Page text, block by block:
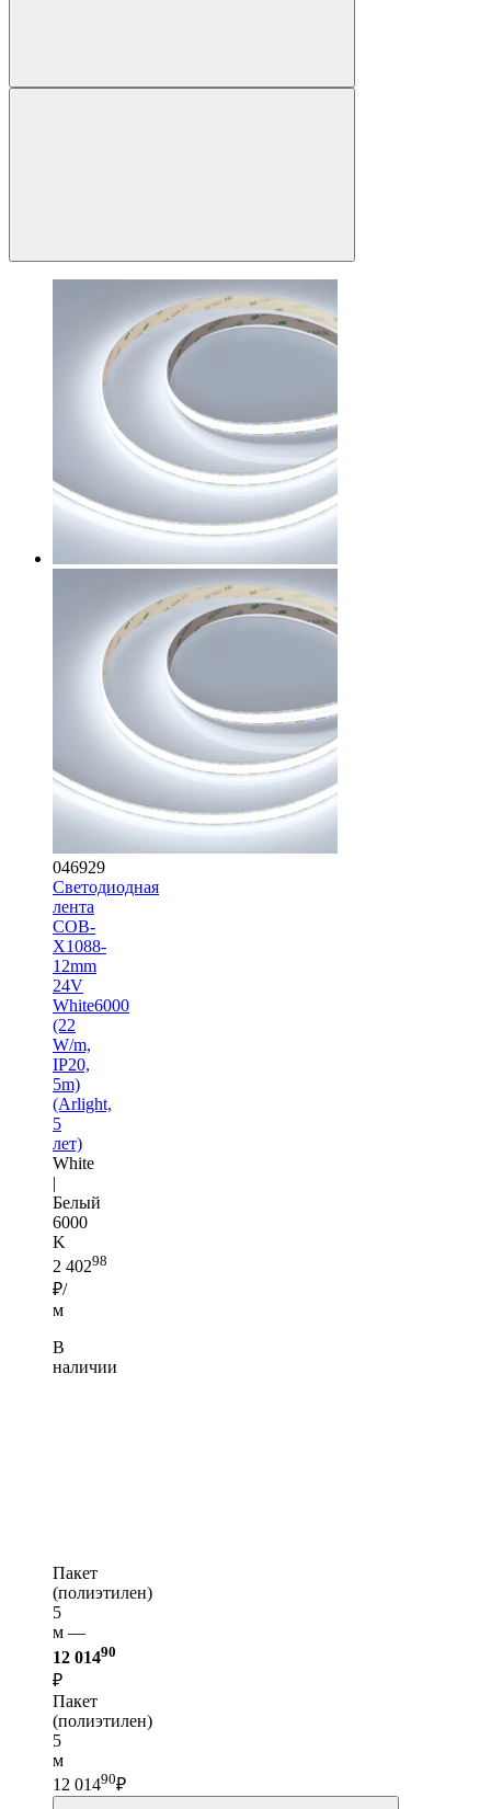
046929
Светодиодная
лента
COB-
X1088-
12mm
24V
White6000
(22
W/m,
IP20,
5m)
(Arlight,
5
лет)
White
|
Белый
6000
K
2 40298
₽/
м
В
наличии
Пакет
(полиэтилен)
5
м —
12 01490
₽
Пакет
(полиэтилен)
5
м
12 01490₽